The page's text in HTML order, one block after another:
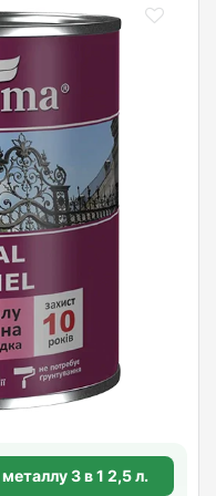
3 в 1 2,5 л.